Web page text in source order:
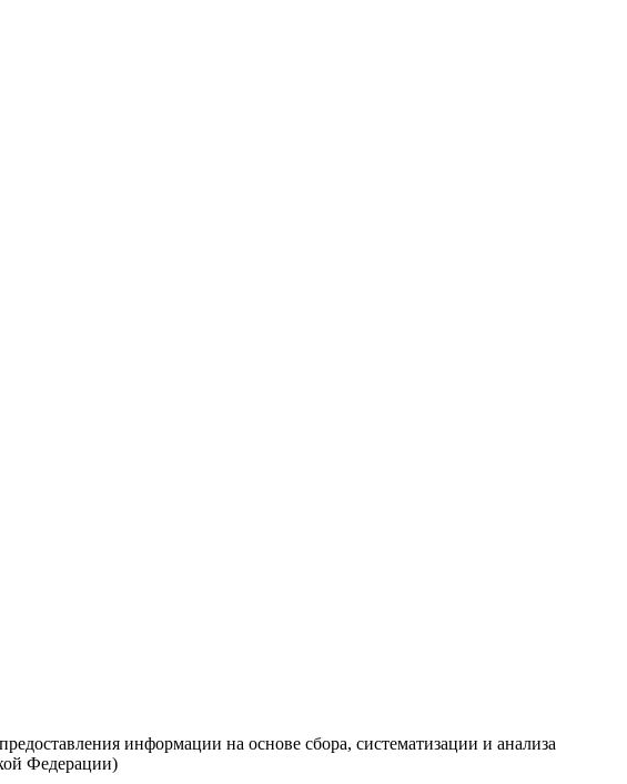
информации на основе сбора, систематизации и анализа
Федерации)